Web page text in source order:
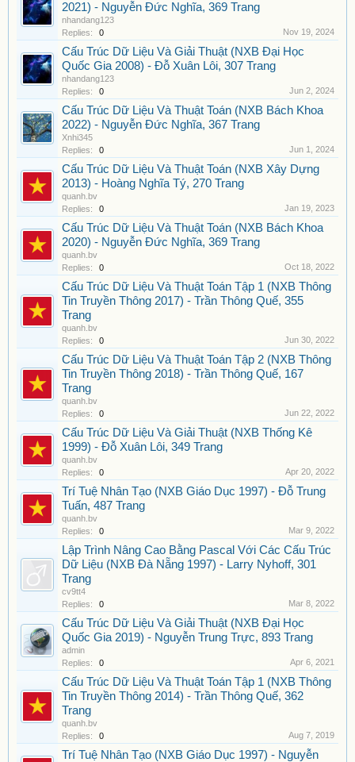
2021) - Nguyễn Đức Nghĩa, 369 Trang
nhandang123
Replies:
0 Nov 19, 2024
Cấu Trúc Dữ Liệu Và Giải Thuật (NXB Đại Học
Quốc Gia 2008) - Đỗ Xuân Lôi, 307 Trang
nhandang123
Replies:
0 Jun 2, 2024
Cấu Trúc Dữ Liệu Và Thuật Toán (NXB Bách Khoa
2022) - Nguyễn Đức Nghĩa, 367 Trang
Xnhi345
Replies:
0 Jun 1, 2024
Cấu Trúc Dữ Liệu Và Thuật Toán (NXB Xây Dựng
2013) - Hoàng Nghĩa Tý, 270 Trang
quanh.bv
Replies:
0 Jan 19, 2023
Cấu Trúc Dữ Liệu Và Thuật Toán (NXB Bách Khoa
2020) - Nguyễn Đức Nghĩa, 369 Trang
quanh.bv
Replies:
0 Oct 18, 2022
Cấu Trúc Dữ Liệu Và Thuật Toán Tập 1 (NXB Thông
Tin Truyền Thông 2017) - Trần Thông Quế, 355
Trang
quanh.bv
Replies:
0 Jun 30, 2022
Cấu Trúc Dữ Liệu Và Thuật Toán Tập 2 (NXB Thông
Tin Truyền Thông 2018) - Trần Thông Quế, 167
Trang
quanh.bv
Replies:
0 Jun 22, 2022
Cấu Trúc Dữ Liệu Và Giải Thuật (NXB Thống Kê
1999) - Đỗ Xuân Lôi, 349 Trang
quanh.bv
Replies:
0 Apr 20, 2022
Trí Tuệ Nhân Tạo (NXB Giáo Dục 1997) - Đỗ Trung
Tuấn, 487 Trang
quanh.bv
Replies:
0 Mar 9, 2022
Lập Trình Nâng Cao Bằng Pascal Với Các Cấu Trúc
Dữ Liệu (NXB Đà Nẵng 1997) - Larry Nyhoff, 301
Trang
cv9tt4
Replies:
0 Mar 8, 2022
Cấu Trúc Dữ Liệu Và Giải Thuật (NXB Đại Học
Quốc Gia 2019) - Nguyễn Trung Trực, 893 Trang
admin
Replies:
0 Apr 6, 2021
Cấu Trúc Dữ Liệu Và Thuật Toán Tập 1 (NXB Thông
Tin Truyền Thông 2014) - Trần Thông Quế, 362
Trang
quanh.bv
Replies:
0 Aug 7, 2019
Trí Tuệ Nhân Tạo (NXB Giáo Dục 1997) - Nguyễn